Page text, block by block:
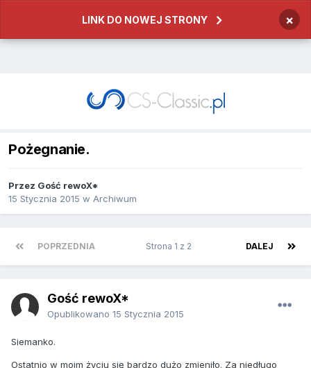
LINK DO NOWEJ STRONY ×
Pożegnanie.
Przez Gość rewoX*
15 Stycznia 2015 w Archiwum
POPRZEDNIA DALEJ
Strona 1 z 2
Gość rewoX*
Opublikowano 15 Stycznia 2015
Siemanko.
Ostatnio w moim życiu się bardzo dużo zmieniło. Za niedługo